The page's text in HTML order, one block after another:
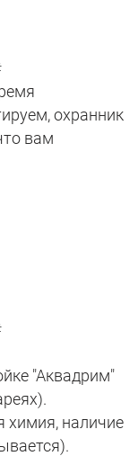
охранник
вам
"Аквадрим"
наличие